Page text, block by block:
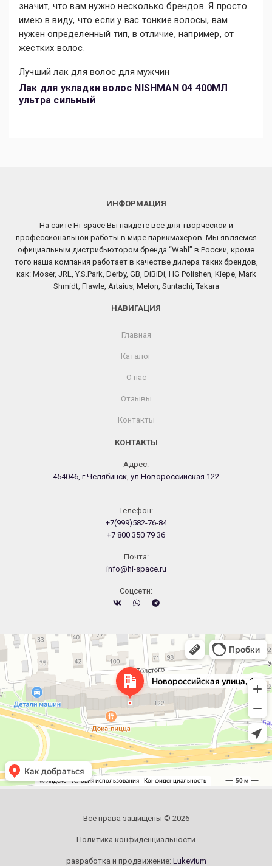
значит, что вам нужно несколько брендов. Я просто
имею в виду, что если у вас тонкие волосы, вам
нужен определенный тип, в отличие, например, от
жестких волос.
Лучший лак для волос для мужчин
Лак для укладки волос NISHMAN 04 400МЛ
ультра сильный
ИНФОРМАЦИЯ
На сайте Hi-space Вы найдете всё для творческой и
профессиональной работы в мире парикмахеров. Мы являемся
официальным дистрибьютором бренда “Wahl” в России, кроме
того наша компания работает в качестве дилера таких брендов,
как: Moser, JRL, Y.S.Park, Derby, GB, DiBiDi, HG Polishen, Kiepe, Mark
Shmidt, Flawle, Artaius, Melon, Suntachi, Takara
НАВИГАЦИЯ
Главная
Каталог
О нас
Отзывы
Контакты
КОНТАКТЫ
Адрес:
454046, г.Челябинск, ул.Новороссийская 122
Телефон:
+7(999)582-76-84
+7 800 350 79 36
Почта:
info@hi-space.ru
Cоцсети:
Челябинск
Новороссийская улица, 122 — Яндекс.Карты
Все права защищены © 2026
Политика конфиденциальности
разработка и продвижение: Lukevium